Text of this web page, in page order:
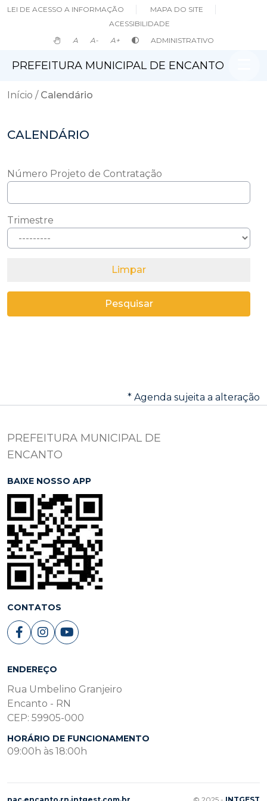
LEI DE ACESSO A INFORMAÇÃO
MAPA DO SITE
ACESSIBILIDADE
A
A- A+ ADMINISTRATIVO
PREFEITURA MUNICIPAL DE ENCANTO
Início Calendário
CALENDÁRIO
Número Projeto de Contratação
Trimestre
Limpar
Pesquisar
* Agenda sujeita a alteração
PREFEITURA MUNICIPAL DE
ENCANTO
BAIXE NOSSO APP
CONTATOS
ENDEREÇO
Rua Umbelino Granjeiro
Encanto - RN
CEP: 59905-000
HORÁRIO DE FUNCIONAMENTO
09:00h às 18:00h